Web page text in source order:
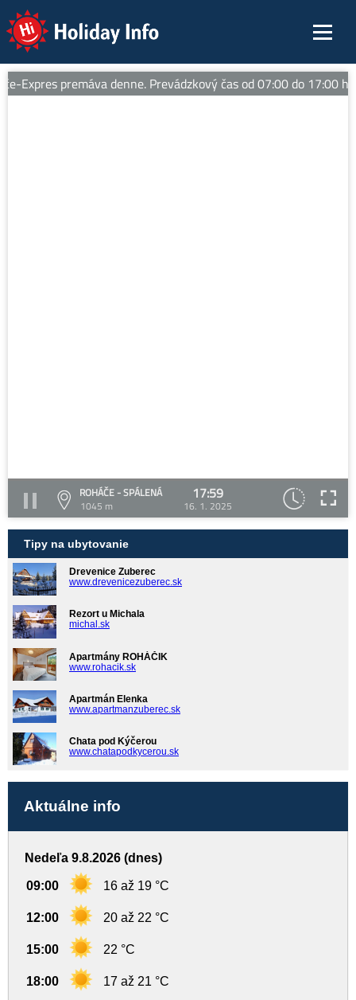
Holiday Info
Expres premáva denne. Prevádzkový čas od 07:00 do 17:00
ROHÁČE - SPÁLENÁ
1045 m
17:59
16. 1. 2025
Tipy na ubytovanie
Drevenice Zuberec
www.drevenicezuberec.sk
Rezort u Michala
michal.sk
Apartmány ROHÁČIK
www.rohacik.sk
Apartmán Elenka
www.apartmanzuberec.sk
Chata pod Kýčerou
www.chatapodkycerou.sk
Aktuálne info
Nedeľa 9.8.2026 (dnes)
09:00 16 až 19 °C
12:00 20 až 22 °C
15:00 22 °C
18:00 17 až 21 °C